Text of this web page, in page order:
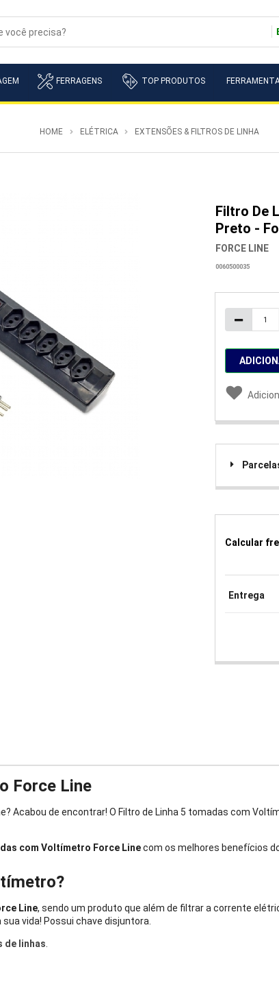
FERRAGENS TOP PRODUTOS
HOME ELÉTRICA EXTENSÕES & FILTROS DE LINHA
Filtro De
Preto -
FORCE LINE
0060500035
Calcular
Entrega
Force Line
Acabou de encontrar! O Filtro de Linha 5 tomadas com
com Voltímetro Force Linecom os melhores benefícios
Line, sendo um produto que além de filtrar a corrente
vida! Possui chave disjuntora.
de linhas